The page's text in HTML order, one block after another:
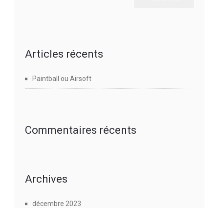
Articles récents
Paintball ou Airsoft
Commentaires récents
Archives
décembre 2023